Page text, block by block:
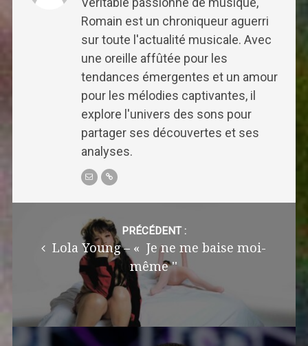
Romain est un chroniqueur aguerri
sur toute l'actualité musicale. Avec
une oreille affûtée pour les
tendances émergentes et un amour
pour les mélodies captivantes, il
explore l'univers des sons pour
partager ses découvertes et ses
analyses.
PRÉCÉDENT :
Lola Young – « Je ne me baise moi-
même ''